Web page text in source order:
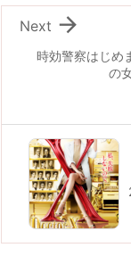
時効警察はじめ
の

Next